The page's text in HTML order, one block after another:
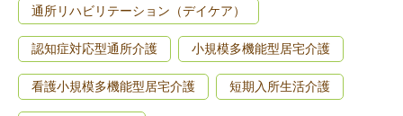
通所リハビリテーション（デイケア）
認知症対応型通所介護 小規模多機能型居宅介護
看護小規模多機能型居宅介護 短期入所生活介護